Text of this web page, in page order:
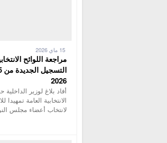
مراجعة اللوائح
2026
أفاد بلاغ لوزير
الانتخابية العامة تمهيدا
لانتخاب أعضاء مجلس